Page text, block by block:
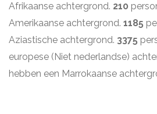
Afrikaanse achtergrond. 210
Amerikaanse achtergrond. 1185
Aziastische achtergrond. 3375
europese (Niet nederlandse)
hebben een Marrokaanse